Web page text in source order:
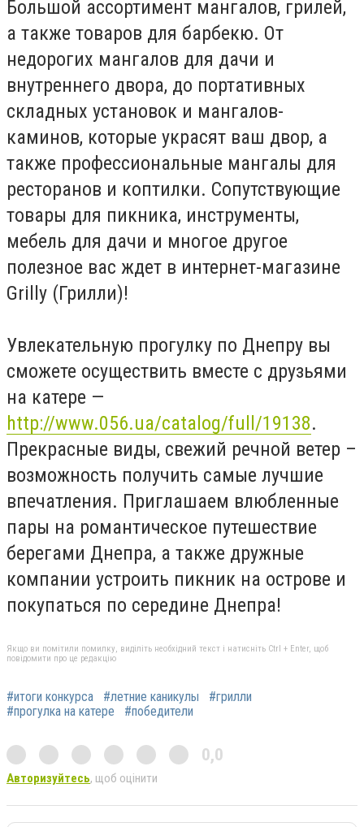
Большой ассортимент мангалов, грилей,
а также товаров для барбекю. От
недорогих мангалов для дачи и
внутреннего двора, до портативных
складных установок и мангалов-
каминов, которые украсят ваш двор, а
также профессиональные мангалы для
ресторанов и коптилки. Сопутствующие
товары для пикника, инструменты,
мебель для дачи и многое другое
полезное вас ждет в интернет-магазине
Grilly (Грилли)!
Увлекательную прогулку по Днепру вы
сможете осуществить вместе с друзьями
на катере —
http://www.056.ua/catalog/full/19138.
Прекрасные виды, свежий речной ветер –
возможность получить самые лучшие
впечатления. Приглашаем влюбленные
пары на романтическое путешествие
берегами Днепра, а также дружные
компании устроить пикник на острове и
покупаться по середине Днепра!
Якщо ви помітили помилку, виділіть необхідний текст і натисніть Ctrl + Enter, щоб
повідомити про це редакцію
#итоги конкурса #летние каникулы
#грилли
#прогулка на катере
#победители
0,0
Авторизуйтесь, щоб оцінити